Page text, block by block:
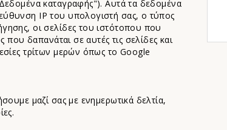
καταγραφής"). Αυτά τα δεδομένα
IP του υπολογιστή σας, ο τύπος
οι σελίδες του ιστότοπου που
δαπανάται σε αυτές τις σελίδες και
τρίτων μερών όπως το Google
μαζί σας με ενημερωτικά δελτία,